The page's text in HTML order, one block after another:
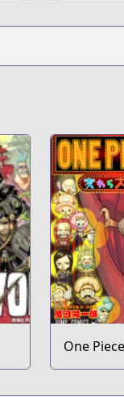
One